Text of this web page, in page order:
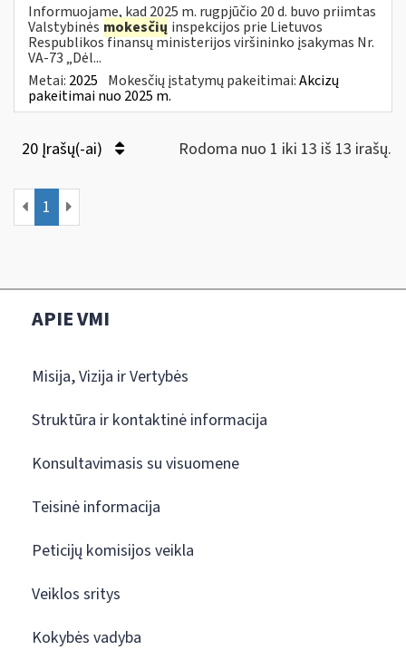
Informuojame, kad 2025 m. rugpjūčio 20 d. buvo priimtas
Valstybinės mokesčių inspekcijos prie Lietuvos
Respublikos finansų ministerijos viršininko įsakymas Nr.
VA-73 „Dėl...
Metai: 2025 Mokesčių įstatymų pakeitimai:Akcizų
pakeitimai nuo 2025 m.
20 Įrašų(-ai) Rodoma nuo 1 iki 13 iš 13 irašų.
1
APIE VMI
Misija, Vizija ir Vertybės
Struktūra ir kontaktinė informacija
Konsultavimasis su visuomene
Teisinė informacija
Peticijų komisijos veikla
Veiklos sritys
Kokybės vadyba